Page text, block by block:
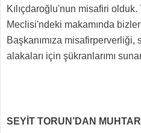
Kılıçdaroğlu'nun misafiri
Meclisi'ndeki makamında
Başkanımıza
alakaları için şükranlarımı
SEYİT TORUN’DAN